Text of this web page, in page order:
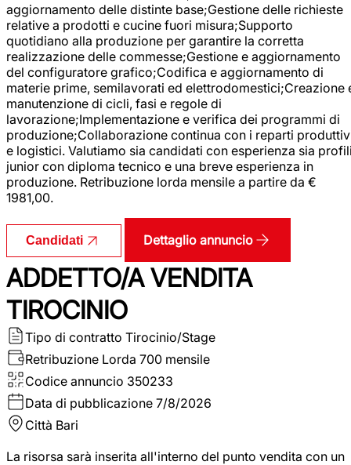
aggiornamento delle distinte base;Gestione delle richieste
relative a prodotti e cucine fuori misura;Supporto
quotidiano alla produzione per garantire la corretta
realizzazione delle commesse;Gestione e aggiornamento
del configuratore grafico;Codifica e aggiornamento di
materie prime, semilavorati ed elettrodomestici;Creazione
manutenzione di cicli, fasi e regole di
lavorazione;Implementazione e verifica dei programmi di
produzione;Collaborazione continua con i reparti
e logistici. Valutiamo sia candidati con esperienza sia
junior con diploma tecnico e una breve esperienza in
produzione. Retribuzione lorda mensile a partire da €
1981,00.
Candidati Dettaglio annuncio
ADDETTO/A VENDITA
TIROCINIO
Tipo di contratto Tirocinio/Stage
Retribuzione Lorda 700 mensile
Codice annuncio 350233
Data di pubblicazione 7/8/2026
Città Bari
La risorsa sarà inserita all'interno del punto vendita con un